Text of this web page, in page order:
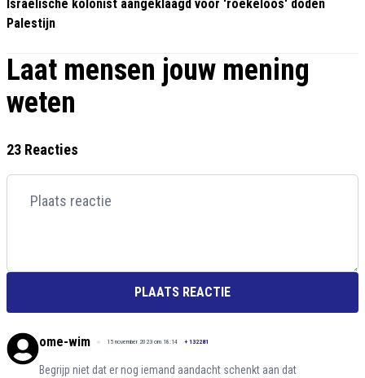
Israëlische kolonist aangeklaagd voor 'roekeloos' doden
Palestijn
Laat mensen jouw mening
weten
23 Reacties
PLAATS REACTIE
ome-wim 15 november 2023 om 18:14 + 132281
Begrijp niet dat er nog iemand aandacht schenkt aan dat